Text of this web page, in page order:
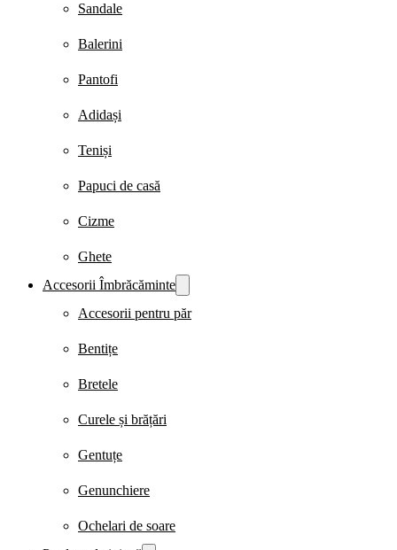
Sandale
Balerini
Pantofi
Adidași
Teniși
Papuci de casă
Cizme
Ghete
Accesorii Îmbrăcăminte
Accesorii pentru păr
Bentițe
Bretele
Curele și brățări
Gentuțe
Genunchiere
Ochelari de soare